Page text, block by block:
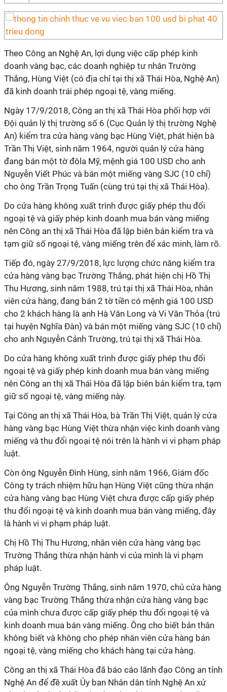
Theo Công an Nghệ An, lợi dụng việc cấp phép kinh
doanh vàng bạc, các doanh nghiệp tư nhân Trường
Thắng, Hùng Việt (có địa chỉ tại thị xã Thái Hòa, Nghệ An)
đã kinh doanh trái phép ngoại tệ, vàng miếng.
Ngày 17/9/2018, Công an thị xã Thái Hòa phối hợp với
Đội quản lý thị trường số 6 (Cục Quản lý thị trường Nghệ
An) kiểm tra cửa hàng vàng bạc Hùng Việt, phát hiện bà
Trần Thị Việt, sinh năm 1964, người quản lý cửa hàng
đang bán một tờ đôla Mỹ, mệnh giá 100 USD cho anh
Nguyễn Viết Phúc và bán một miếng vàng SJC (10 chỉ)
cho ông Trần Trọng Tuấn (cùng trú tại thị xã Thái Hòa).
Do cửa hàng không xuất trình được giấy phép thu đổi
ngoại tệ và giấy phép kinh doanh mua bán vàng miếng
nên Công an thị xã Thái Hòa đã lập biên bản kiểm tra và
tạm giữ số ngoại tệ, vàng miếng trên để xác minh, làm rõ.
Tiếp đó, ngày 27/9/2018, lực lượng chức năng kiểm tra
cửa hàng vàng bạc Trường Thắng, phát hiện chị Hồ Thị
Thu Hương, sinh năm 1988, trú tại thị xã Thái Hòa, nhân
viên cửa hàng, đang bán 2 tờ tiền có mệnh giá 100 USD
cho 2 khách hàng là anh Hà Văn Long và Vi Văn Thỏa (trú
tại huyện Nghĩa Đàn) và bán một miếng vàng SJC (10 chỉ)
cho anh Nguyễn Cảnh Trường, trú tại thị xã Thái Hòa.
Do cửa hàng không xuất trình được giấy phép thu đổi
ngoại tệ và giấy phép kinh doanh mua bán vàng miếng
nên Công an thị xã Thái Hòa đã lập biên bản kiểm tra, tạm
giữ số ngoại tệ, vàng miếng này.
Tại Công an thị xã Thái Hòa, bà Trần Thị Việt, quản lý cửa
hàng vàng bạc Hùng Việt thừa nhận việc kinh doanh vàng
miếng và thu đổi ngoại tệ nói trên là hành vi vi phạm pháp
luật.
Còn ông Nguyễn Đình Hùng, sinh năm 1966, Giám đốc
Công ty trách nhiệm hữu hạn Hùng Việt cũng thừa nhận
cửa hàng vàng bạc Hùng Việt chưa được cấp giấy phép
thu đổi ngoại tệ và kinh doanh mua bán vàng miếng, đây
là hành vi vi phạm pháp luật.
Chị Hồ Thị Thu Hương, nhân viên cửa hàng vàng bạc
Trường Thắng thừa nhận hành vi của mình là vi phạm
pháp luật.
Ông Nguyễn Trường Thắng, sinh năm 1970, chủ cửa hàng
vàng bạc Trường Thắng thừa nhận cửa hàng vàng bạc
của mình chưa được cấp giấy phép thu đổi ngoại tệ và
kinh doanh mua bán vàng miếng. Ông cho biết bản thân
không biết và không cho phép nhân viên cửa hàng bán
ngoại tệ, vàng miếng cho khách hàng tại cửa hàng.
Công an thị xã Thái Hòa đã báo cáo lãnh đạo Công an tỉnh
Nghệ An để đề xuất Ủy ban Nhân dân tỉnh Nghệ An xử